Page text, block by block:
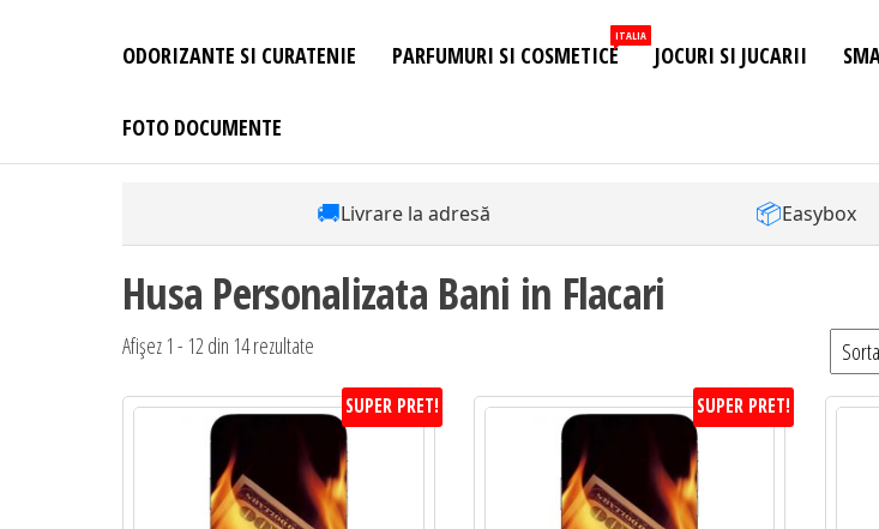
ODORIZANTE SI CURATENIE PARFUMURI SI COSMETICE
ITALIA
JOCURI SI JUCARII
FOTO DOCUMENTE
🚚Livrare la adresă 📦Easybox
Husa Personalizata Bani in Flacari
Afișez 1 - 12 din 14 rezultate
SUPER PRET! SUPER PRET!